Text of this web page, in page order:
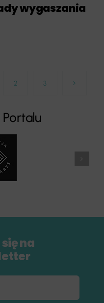
wygaszania
2 3
na